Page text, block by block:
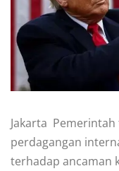
Jakarta 
perdagangan
terhadap ancaman